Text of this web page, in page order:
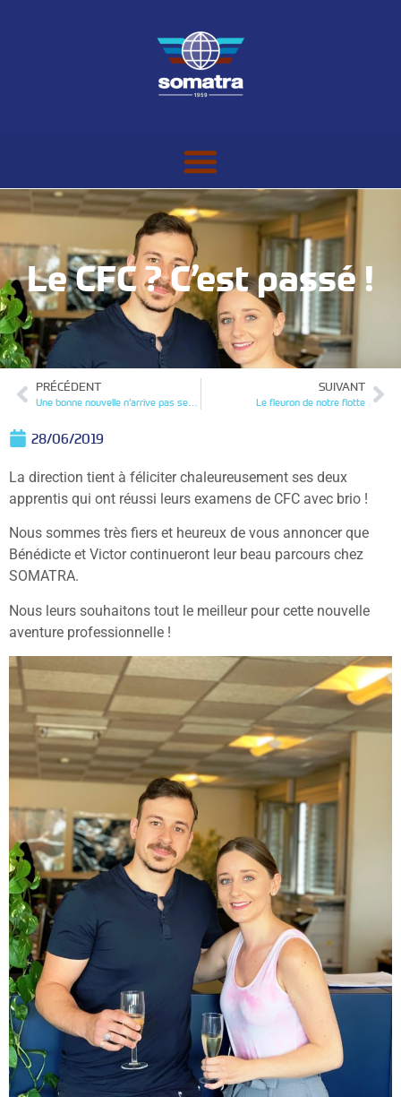
Le CFC ? C’est passé !
PRÉCÉDENT
Une bonne nouvelle n’arrive pas seule
SUIVANT
Le fleuron de notre flotte
28/06/2019
La direction tient à féliciter chaleureusement ses deux
apprentis qui ont réussi leurs examens de CFC avec brio !
Nous sommes très fiers et heureux de vous annoncer que
Bénédicte et Victor continueront leur beau parcours chez
SOMATRA.
Nous leurs souhaitons tout le meilleur pour cette nouvelle
aventure professionnelle !